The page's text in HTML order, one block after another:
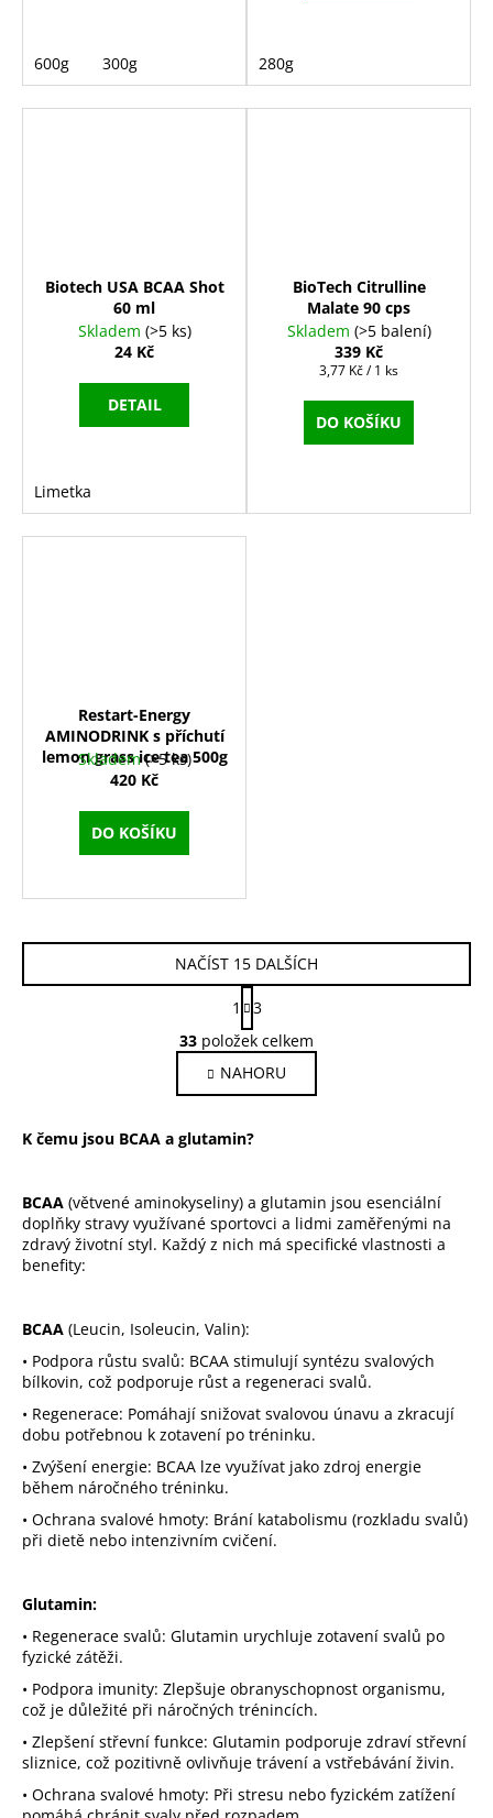
600g 300g 280g
Biotech USA BCAA Shot
60 ml
Skladem (>5 ks)
24 Kč
DETAIL
Limetka
BioTech Citrulline
Malate 90 cps
Skladem (>5 balení)
339 Kč
Měrná
3,77 Kč / 1 ks
DO KOŠÍKU
Restart-Energy
AMINODRINK s příchutí
lemon grass ice tea 500g
Skladem(>5 ks)
420 Kč
DO KOŠÍKU
O
v
l
á
d
a
í
p
r
y
v
ý
p
i
s
u
NAČÍST 15 DALŠÍCH
S
t
r
á
n
k
v
í
1
3
33 položek celkem
NAHORU
K čemu jsou BCAA a glutamin?
BCAA (větvené aminokyseliny) a glutamin jsou esenciální
doplňky stravy využívané sportovci a lidmi zaměřenými na
zdravý životní styl. Každý z nich má specifické vlastnosti a
benefity:
BCAA (Leucin, Isoleucin, Valin):
• Podpora růstu svalů: BCAA stimulují syntézu svalových
bílkovin, což podporuje růst a regeneraci svalů.
• Regenerace: Pomáhají snižovat svalovou únavu a zkracují
dobu potřebnou k zotavení po tréninku.
• Zvýšení energie: BCAA lze využívat jako zdroj energie
během náročného tréninku.
• Ochrana svalové hmoty: Brání katabolismu (rozkladu svalů)
při dietě nebo intenzivním cvičení.
Glutamin:
• Regenerace svalů: Glutamin urychluje zotavení svalů po
fyzické zátěži.
• Podpora imunity: Zlepšuje obranyschopnost organismu,
což je důležité při náročných trénincích.
• Zlepšení střevní funkce: Glutamin podporuje zdraví střevní
sliznice, což pozitivně ovlivňuje trávení a vstřebávání živin.
• Ochrana svalové hmoty: Při stresu nebo fyzickém zatížení